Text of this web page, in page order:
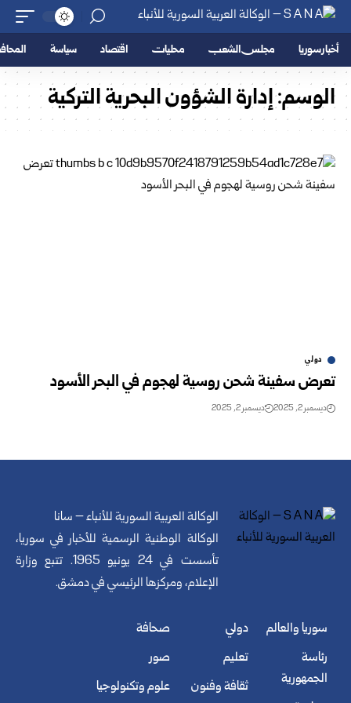
أخبار سوريا مجلس الشعب محليات اقتصاد سياسة
الوسم:إدارة الشؤون البحرية التركية
دولي
تعرض سفينة شحن روسية لهجوم في البحر الأسود
ديسمبر 2, 2025 ديسمبر 2, 2025
الوكالة العربية السورية للأنباء – سانا
الوكالة الوطنية الرسمية للأخبار في سوريا،
تأسست في 24 يونيو 1965. تتبع وزارة
الإعلام، ومركزها الرئيسي في دمشق.
سوريا والعالم
رئاسة
الجمهورية
دولي
تعليم
ثقافة وفنون
صحافة
صور
علوم وتكنولوجيا